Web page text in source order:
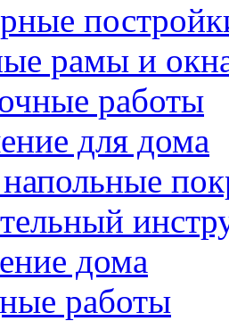
рамы и
работы
для дома
дома
работы